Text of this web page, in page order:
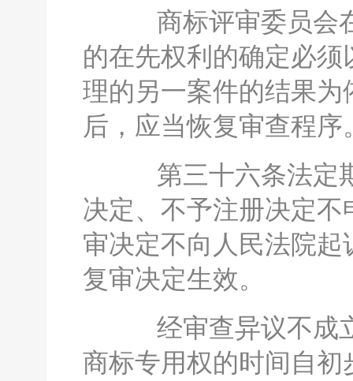
商标评审委员会
的在先权利的确定必
理的另一案件的结果
后，应当恢复审查程序
第三十六条法定
决定、不予注册决定
审决定不向人民法院
复审决定生效。
经审查异议不成
商标专用权的时间自